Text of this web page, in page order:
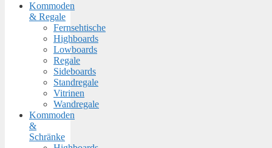
Kommoden
& Regale
Fernsehtische
Highboards
Lowboards
Regale
Sideboards
Standregale
Vitrinen
Wandregale
Kommoden
&
Schränke